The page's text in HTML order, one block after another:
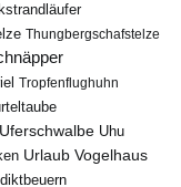
Thungbergschafstelze
Tropfenflughuhn
Uferschwalbe Uhu
Urlaub Vogelhaus